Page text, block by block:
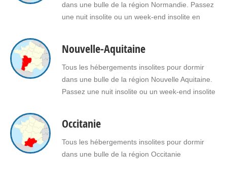
dans une bulle de la région Normandie. Passez
une nuit insolite ou un week-end insolite en
sauna dans une bulle en Normandie pour vous
ou pour offrir un cadeau insolite à vos proches.
Nouvelle-Aquitaine
Tous les hébergements insolites pour dormir
dans une bulle de la région Nouvelle Aquitaine.
Passez une nuit insolite ou un week-end insolite
avec jacuzzi, spa, sauna dans une bulle en
Nouvelle Aquitaine pour vous ou pour offrir un…
Occitanie
Tous les hébergements insolites pour dormir
dans une bulle de la région Occitanie